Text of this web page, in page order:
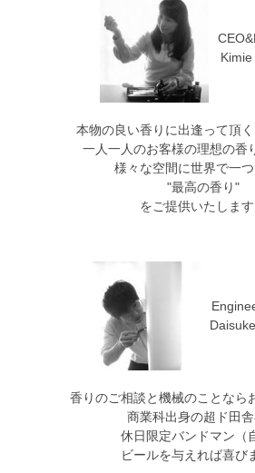
本物の良い香りに出逢って頂く
一人一人のお客様の理想の香
様々な空間に世界で一
"最高の香り"
をご提供いたします
香りのご相談と機械のことなら
商業科出身の超ド田舎
休日限定バンドマン（
ビールを与えれば喜び